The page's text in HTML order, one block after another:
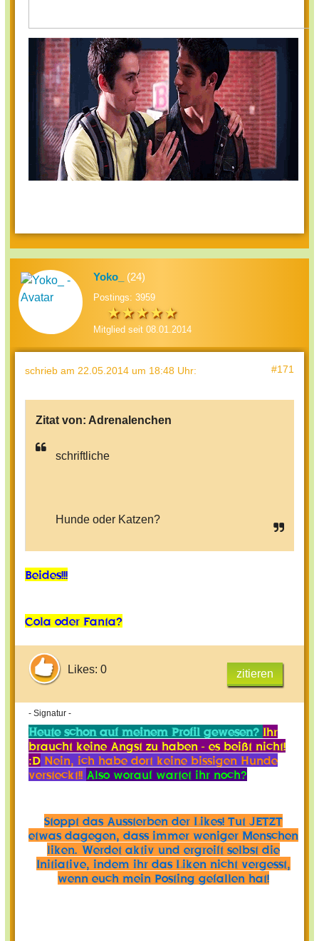
Yoko_ (24)
Postings: 3959
Mitglied seit 08.01.2014
schrieb am 22.05.2014 um 18:48 Uhr: #171
Zitat von: Adrenalenchen
schriftliche
Hunde oder Katzen?
Beides!!!
Cola oder Fanta?
Likes: 0 zitieren
- Signatur -
Heute schon auf meinem Profil gewesen? Ihr
braucht keine Angst zu haben - es beißt nicht!
:D Nein, ich habe dort keine bissigen Hunde
versteckt!! Also worauf wartet ihr noch?
Stoppt das Aussterben der Likes! Tut JETZT
etwas dagegen, dass immer weniger Menschen
liken. Werdet aktiv und ergreift selbst die
Initiative, indem ihr das Liken nicht vergesst,
wenn euch mein Posting gefallen hat!